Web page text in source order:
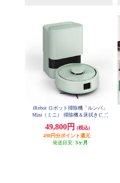
iRobot ロボット掃除機「ルンバ」
Mini（ミニ） 掃除機＆床拭きロボ
エンプティ）充電ステーション 若
葉 F155460
49,800円
(税込)
498円分ポイント還元
発送目安: 3ヶ月